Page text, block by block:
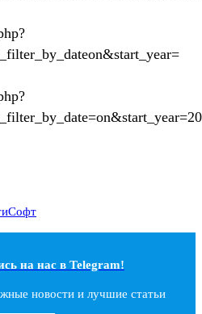
Софт
на наc в Telegram!
новости и лучшие статьи